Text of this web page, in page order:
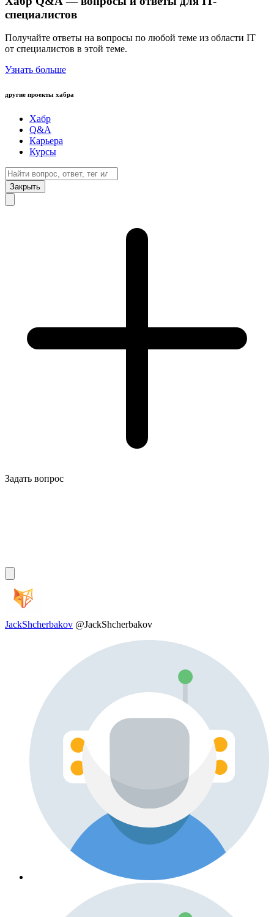
специалистов
Получайте ответы на вопросы по любой теме из области IT
от специалистов в этой теме.
Узнать больше
другие проекты хабра
Хабр
Q&A
Карьера
Курсы
Закрыть
Задать вопрос
JackShcherbakov @JackShcherbakov